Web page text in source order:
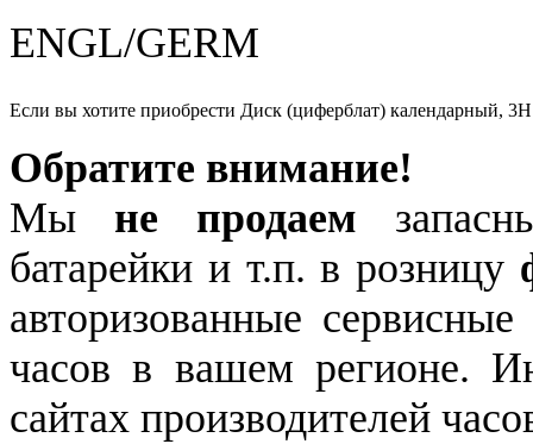
ENGL/GERM
Если вы хотите приобрести Диск (циферблат) календарный,
Обратите внимание!
Мы не продаем
батарейки и т.п. в розницу
авторизованные
часов в вашем регионе.
сайтах производителей